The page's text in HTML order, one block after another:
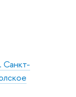
Санкт-